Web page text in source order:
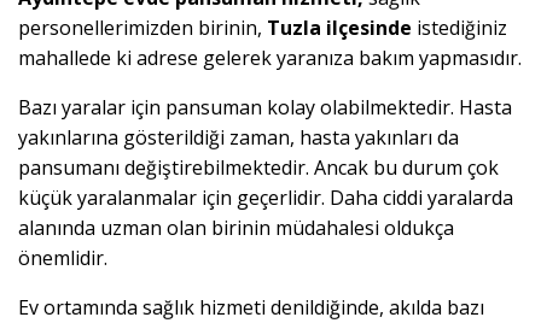
personellerimizden birinin, Tuzla ilçesinde istediğiniz
mahallede ki adrese gelerek yaranıza bakım yapmasıdır.
Bazı yaralar için pansuman kolay olabilmektedir. Hasta
yakınlarına gösterildiği zaman, hasta yakınları da
pansumanı değiştirebilmektedir. Ancak bu durum çok
küçük yaralanmalar için geçerlidir. Daha ciddi yaralarda
alanında uzman olan birinin müdahalesi oldukça
önemlidir.
Ev ortamında sağlık hizmeti denildiğinde, akılda bazı